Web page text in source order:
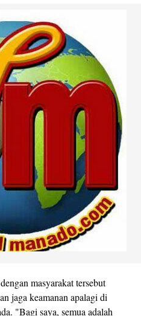
masyarakat tersebut
jaga keamanan apalagi di
"Bagi saya, semua adalah